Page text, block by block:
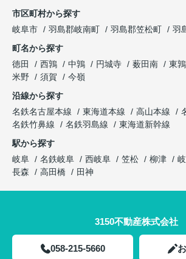
市区町村から探す
岐阜市
羽島郡岐南町 羽島郡笠松町 羽
町名から探す
徳田
西鶉 中鶉 円城寺 薮田南 東鶉
米野
須賀
今嶺
沿線から探す
名鉄名古屋本線
東海道本線 高山本線
名鉄竹鼻線
名鉄羽島線
東海道新幹線
駅から探す
岐阜
名鉄岐阜 西岐阜 笠松 柳津
長森
高田橋 田神
3150不動産株式会社
058-215-5660